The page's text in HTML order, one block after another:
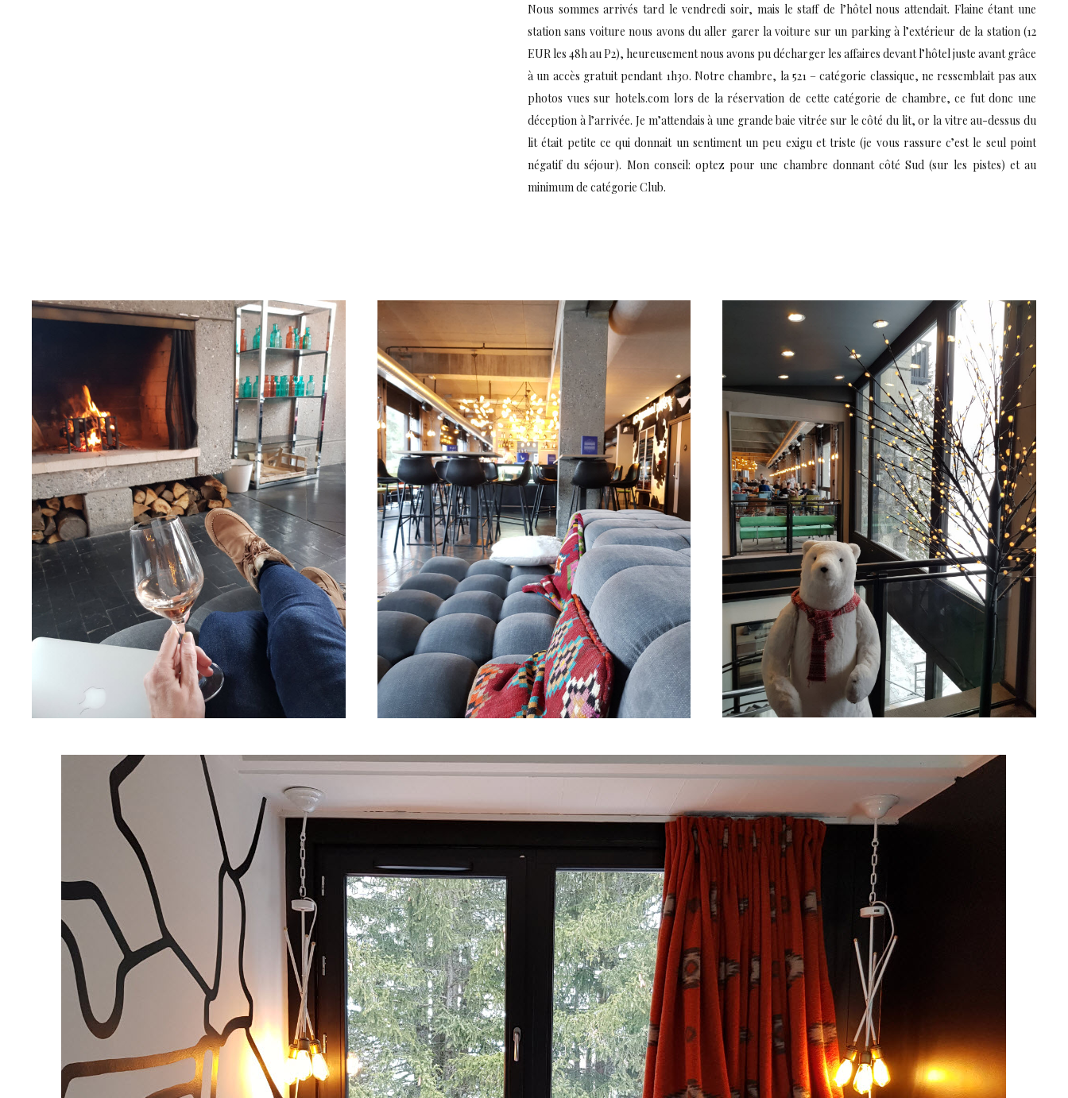
Nous sommes arrivés tard le vendredi soir, mais le staff de l’hôtel nous attendait. Flaine étant une
station sans voiture nous avons du aller garer la voiture sur un parking à l’extérieur de la station (12
EUR les 48h au P2), heureusement nous avons pu décharger les affaires devant l’hôtel juste avant grâce
à un accès gratuit pendant 1h30. Notre chambre, la 521 – catégorie classique, ne ressemblait pas aux
photos vues sur hotels.com lors de la réservation de cette catégorie de chambre, ce fut donc une
déception à l’arrivée. Je m’attendais à une grande baie vitrée sur le côté du lit, or la vitre au-dessus du
lit était petite ce qui donnait un sentiment un peu exigu et triste (je vous rassure c’est le seul point
négatif du séjour). Mon conseil: optez pour une chambre donnant côté Sud (sur les pistes) et au
minimum de catégorie Club.